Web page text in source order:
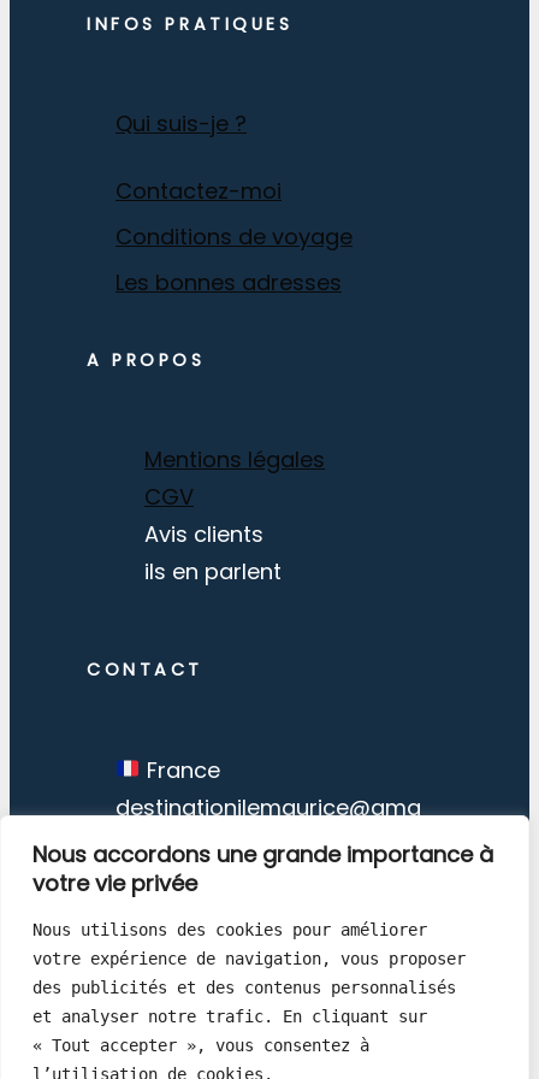
Nous accordons une grande importance à
votre vie privée
Nous utilisons des cookies pour améliorer
votre expérience de navigation, vous proposer
des publicités et des contenus personnalisés
et analyser notre trafic. En cliquant sur
« Tout accepter », vous consentez à
l’utilisation de cookies.
INFOS PRATIQUES
Qui suis-je ?
Contactez-moi
Conditions de voyage
Les bonnes adresses
A PROPOS
Mentions légales
CGV
Avis clients
ils en parlent
CONTACT
France
destinationilemaurice@gma
il.com
Destination Ile Maurice © Copyright
1998 – 2026